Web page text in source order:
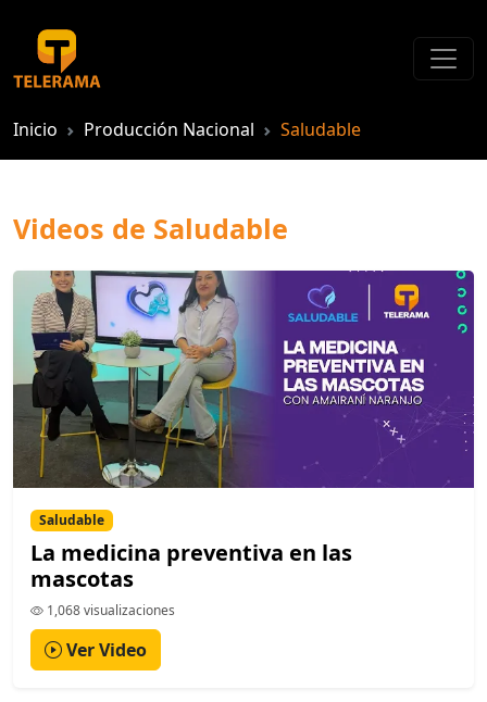
Inicio Producción Nacional Saludable
Videos de Saludable
Saludable
La medicina preventiva en las
mascotas
1,068 visualizaciones
Ver Video